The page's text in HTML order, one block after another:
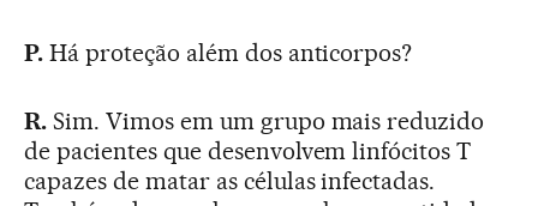
P.Há proteção além dos anticorpos?
R. Sim. Vimos em um grupo mais reduzido
de pacientes que desenvolvem linfócitos T
capazes de matar as células infectadas.